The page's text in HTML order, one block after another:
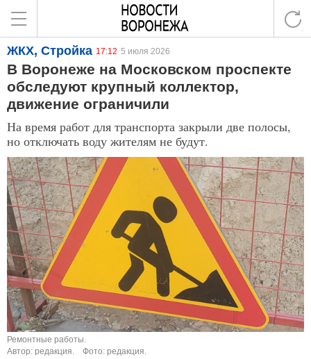
ЖКХ, Стройка 17:12 5 июля 2026
В Воронеже на Московском проспекте
обследуют крупный коллектор,
движение ограничили
На время работ для транспорта закрыли две полосы,
но отключать воду жителям не будут.
Ремонтные работы.
Автор: редакция.
Фото: редакция.